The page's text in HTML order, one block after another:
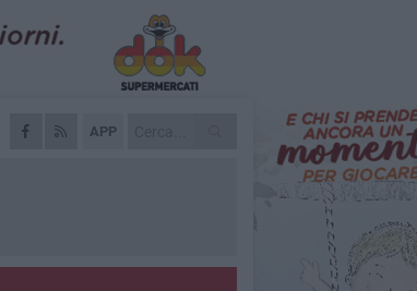
APP